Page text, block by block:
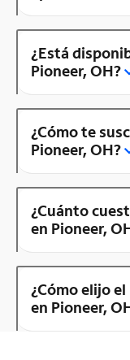
¿Está
Pioneer, OH?
¿Cómo te
Pioneer, OH?
¿Cuánto
en Pioneer,
¿Cómo elijo
en Pioneer,